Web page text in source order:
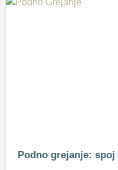
Podno grejanje: